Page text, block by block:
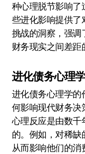
种心理脱节影响了
些进化影响提供了
挑战的洞察，强调
财务现实之间差距
进化债务心理
进化债务心理学的
何影响现代财务决
心理反应是由数千
的。例如，对稀缺
从而影响他们的